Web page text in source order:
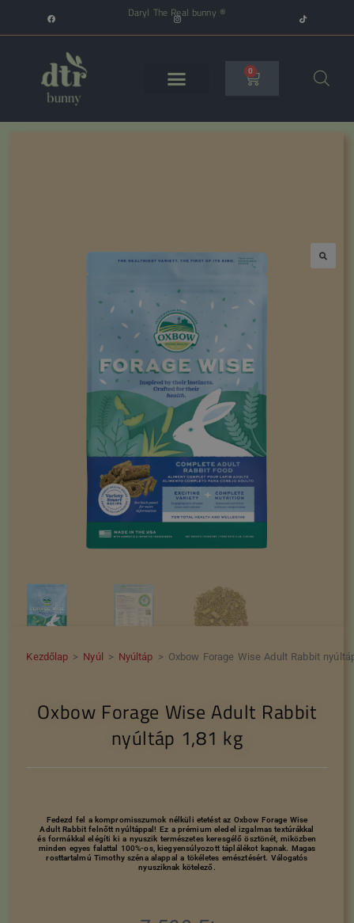
Daryl The Real bunny ®
0
Kezdőlap > Nyúl > Nyúltáp > Oxbow Forage Wise Adult Rabbit
Oxbow Forage Wise Adult Rabbit
nyúltáp 1,81 kg
Fedezd fel a kompromisszumok nélküli etetést az Oxbow Forage Wise
Adult Rabbit felnőtt nyúltáppal! Ez a prémium eledel izgalmas textúrákkal
és formákkal elégíti ki a nyuszik természetes keresgélő ösztönét, miközben
minden egyes falattal 100%-os, kiegyensúlyozott táplálékot kapnak. Magas
rosttartalmú Timothy széna alappal a tökéletes emésztésért. Válogatós
nyusziknak kötelező.